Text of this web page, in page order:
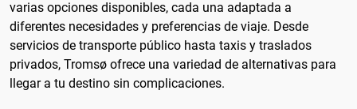
varias opciones disponibles, cada una adaptada a
diferentes necesidades y preferencias de viaje. Desde
servicios de transporte público hasta taxis y traslados
privados, Tromsø ofrece una variedad de alternativas para
llegar a tu destino sin complicaciones.